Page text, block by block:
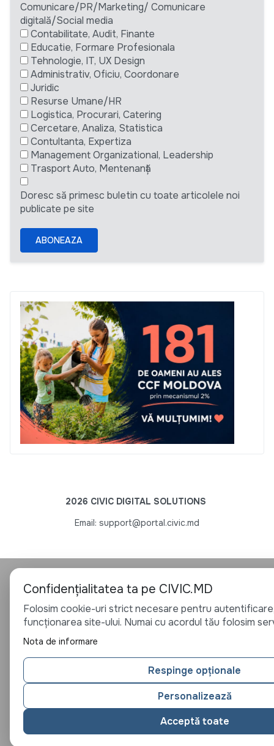
Comunicare/PR/Marketing/ Comunicare
digitală/Social media
Contabilitate, Audit, Finante
Educatie, Formare Profesionala
Tehnologie, IT, UX Design
Administrativ, Oficiu, Coordonare
Juridic
Resurse Umane/HR
Logistica, Procurari, Catering
Cercetare, Analiza, Statistica
Contultanta, Expertiza
Management Organizational, Leadership
Trasport Auto, Mentenanță
Doresc să primesc buletin cu toate articolele noi
publicate pe site
ABONEAZA
2026 CIVIC DIGITAL SOLUTIONS
Email: support@portal.civic.md
Confidențialitatea ta pe CIVIC.MD
Folosim cookie-uri strict necesare pentru
funcționarea site-ului. Numai cu acordul tău folosim
Nota de informare
Respinge opționale
Personalizează
Acceptă toate